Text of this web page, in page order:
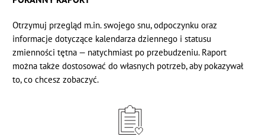
Otrzymuj przegląd m.in. swojego snu, odpoczynku oraz
informacje dotyczące kalendarza dziennego i statusu
zmienności tętna — natychmiast po przebudzeniu. Raport
można także dostosować do własnych potrzeb, aby pokazywał
to, co chcesz zobaczyć.